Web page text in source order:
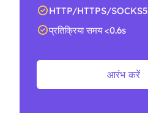
HTTP/HTTPS/SOCKS5
प्रतिक्रिया समय <0.6s
आरंभ करें